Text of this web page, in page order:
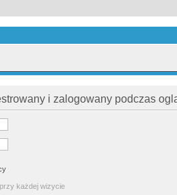
i zalogowany podczas
każdej wizycie